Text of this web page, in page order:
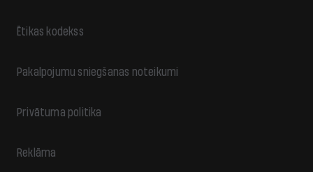
Ētikas kodekss
Pakalpojumu sniegšanas noteikumi
Privātuma politika
Reklāma